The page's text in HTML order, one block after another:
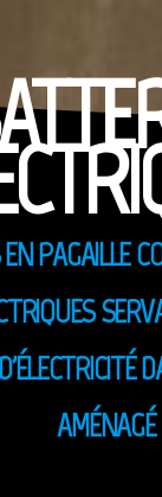
PAGAILLE
AMÉNAGÉ